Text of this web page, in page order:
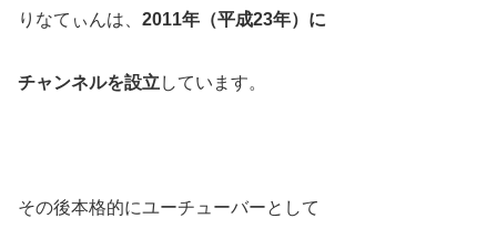
りなてぃんは、 2011年（平成23年）に
チャンネルを設立 しています。
その後本格的にユーチューバーとして